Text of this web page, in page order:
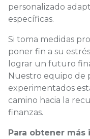
personalizado
específicas.
Si toma medidas
poner fin a su
lograr un futuro
Nuestro equipo de
experimentados
camino hacia la
finanzas.
Para obtener